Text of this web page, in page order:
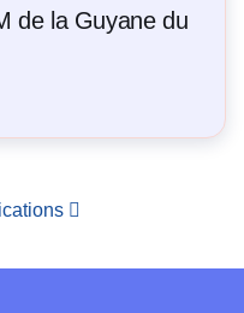
de la Guyane du